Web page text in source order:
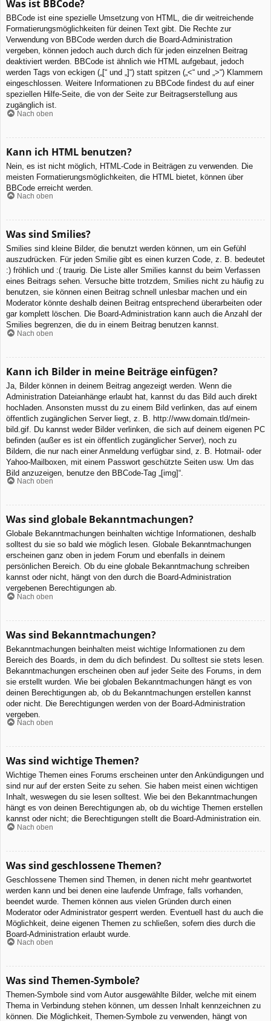
Was ist BBCode?
BBCode ist eine spezielle Umsetzung von HTML, die dir weitreichende
Formatierungsmöglichkeiten für deinen Text gibt. Die Rechte zur
Verwendung von BBCode werden durch die Board-Administration
vergeben, können jedoch auch durch dich für jeden einzelnen Beitrag
deaktiviert werden. BBCode ist ähnlich wie HTML aufgebaut, jedoch
werden Tags von eckigen („[“ und „]“) statt spitzen („<“ und „>“) Klammern
eingeschlossen. Weitere Informationen zu BBCode findest du auf einer
speziellen Hilfe-Seite, die von der Seite zur Beitragserstellung aus
zugänglich ist.
Nach oben
Kann ich HTML benutzen?
Nein, es ist nicht möglich, HTML-Code in Beiträgen zu verwenden. Die
meisten Formatierungsmöglichkeiten, die HTML bietet, können über
BBCode erreicht werden.
Nach oben
Was sind Smilies?
Smilies sind kleine Bilder, die benutzt werden können, um ein Gefühl
auszudrücken. Für jeden Smilie gibt es einen kurzen Code, z. B. bedeutet
:) fröhlich und :( traurig. Die Liste aller Smilies kannst du beim Verfassen
eines Beitrags sehen. Versuche bitte trotzdem, Smilies nicht zu häufig zu
benutzen, sie können einen Beitrag schnell unlesbar machen und ein
Moderator könnte deshalb deinen Beitrag entsprechend überarbeiten oder
gar komplett löschen. Die Board-Administration kann auch die Anzahl der
Smilies begrenzen, die du in einem Beitrag benutzen kannst.
Nach oben
Kann ich Bilder in meine Beiträge einfügen?
Ja, Bilder können in deinem Beitrag angezeigt werden. Wenn die
Administration Dateianhänge erlaubt hat, kannst du das Bild auch direkt
hochladen. Ansonsten musst du zu einem Bild verlinken, das auf einem
öffentlich zugänglichen Server liegt, z. B. http://www.domain.tld/mein-
bild.gif. Du kannst weder Bilder verlinken, die sich auf deinem eigenen PC
befinden (außer es ist ein öffentlich zugänglicher Server), noch zu
Bildern, die nur nach einer Anmeldung verfügbar sind, z. B. Hotmail- oder
Yahoo-Mailboxen, mit einem Passwort geschützte Seiten usw. Um das
Bild anzuzeigen, benutze den BBCode-Tag „[img]“.
Nach oben
Was sind globale Bekanntmachungen?
Globale Bekanntmachungen beinhalten wichtige Informationen, deshalb
solltest du sie so bald wie möglich lesen. Globale Bekanntmachungen
erscheinen ganz oben in jedem Forum und ebenfalls in deinem
persönlichen Bereich. Ob du eine globale Bekanntmachung schreiben
kannst oder nicht, hängt von den durch die Board-Administration
vergebenen Berechtigungen ab.
Nach oben
Was sind Bekanntmachungen?
Bekanntmachungen beinhalten meist wichtige Informationen zu dem
Bereich des Boards, in dem du dich befindest. Du solltest sie stets lesen.
Bekanntmachungen erscheinen oben auf jeder Seite des Forums, in dem
sie erstellt wurden. Wie bei globalen Bekanntmachungen hängt es von
deinen Berechtigungen ab, ob du Bekanntmachungen erstellen kannst
oder nicht. Die Berechtigungen werden von der Board-Administration
vergeben.
Nach oben
Was sind wichtige Themen?
Wichtige Themen eines Forums erscheinen unter den Ankündigungen und
sind nur auf der ersten Seite zu sehen. Sie haben meist einen wichtigen
Inhalt, weswegen du sie lesen solltest. Wie bei den Bekanntmachungen
hängt es von deinen Berechtigungen ab, ob du wichtige Themen erstellen
kannst oder nicht; die Berechtigungen stellt die Board-Administration ein.
Nach oben
Was sind geschlossene Themen?
Geschlossene Themen sind Themen, in denen nicht mehr geantwortet
werden kann und bei denen eine laufende Umfrage, falls vorhanden,
beendet wurde. Themen können aus vielen Gründen durch einen
Moderator oder Administrator gesperrt werden. Eventuell hast du auch die
Möglichkeit, deine eigenen Themen zu schließen, sofern dies durch die
Board-Administration erlaubt wurde.
Nach oben
Was sind Themen-Symbole?
Themen-Symbole sind vom Autor ausgewählte Bilder, welche mit einem
Thema in Verbindung stehen können, um dessen Inhalt kennzeichnen zu
können. Die Möglichkeit, Themen-Symbole zu verwenden, hängt von